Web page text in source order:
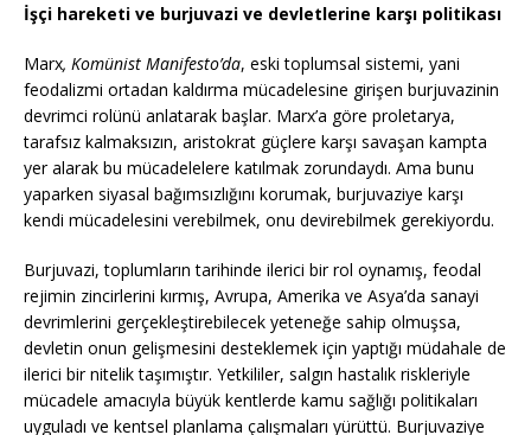
İşçi hareketi ve burjuvazi ve devletlerine karşı politikası
Marx, Komünist Manifesto’da, eski toplumsal sistemi, yani
feodalizmi ortadan kaldırma mücadelesine girişen burjuvazinin
devrimci rolünü anlatarak başlar. Marx’a göre proletarya,
tarafsız kalmaksızın, aristokrat güçlere karşı savaşan kampta
yer alarak bu mücadelelere katılmak zorundaydı. Ama bunu
yaparken siyasal bağımsızlığını korumak, burjuvaziye karşı
kendi mücadelesini verebilmek, onu devirebilmek gerekiyordu.
Burjuvazi, toplumların tarihinde ilerici bir rol oynamış, feodal
rejimin zincirlerini kırmış, Avrupa, Amerika ve Asya’da sanayi
devrimlerini gerçekleştirebilecek yeteneğe sahip olmuşsa,
devletin onun gelişmesini desteklemek için yaptığı müdahale de
ilerici bir nitelik taşımıştır. Yetkililer, salgın hastalık riskleriyle
mücadele amacıyla büyük kentlerde kamu sağlığı politikaları
uyguladı ve kentsel planlama çalışmaları yürüttü. Burjuvaziye